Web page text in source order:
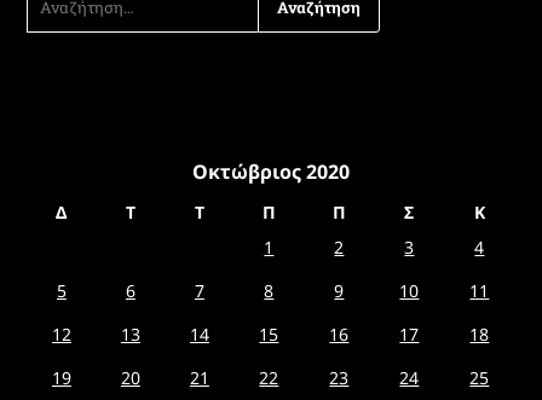
ΓΙΑ:
Οκτώβριος 2020
Δ Τ Τ Π Π Σ
Κ
1
2 3
4
5
6 7 8 9 10
11
12
13 14 15 16 17
18
19
20 21 22 23 24
25